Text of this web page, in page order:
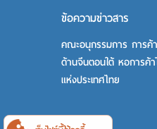
ข้อความข่าวสาร
คณะอนุกรรมการ การค้
ด้านจีนตอนใต้ หอการค้
แห่งประเทศไทย